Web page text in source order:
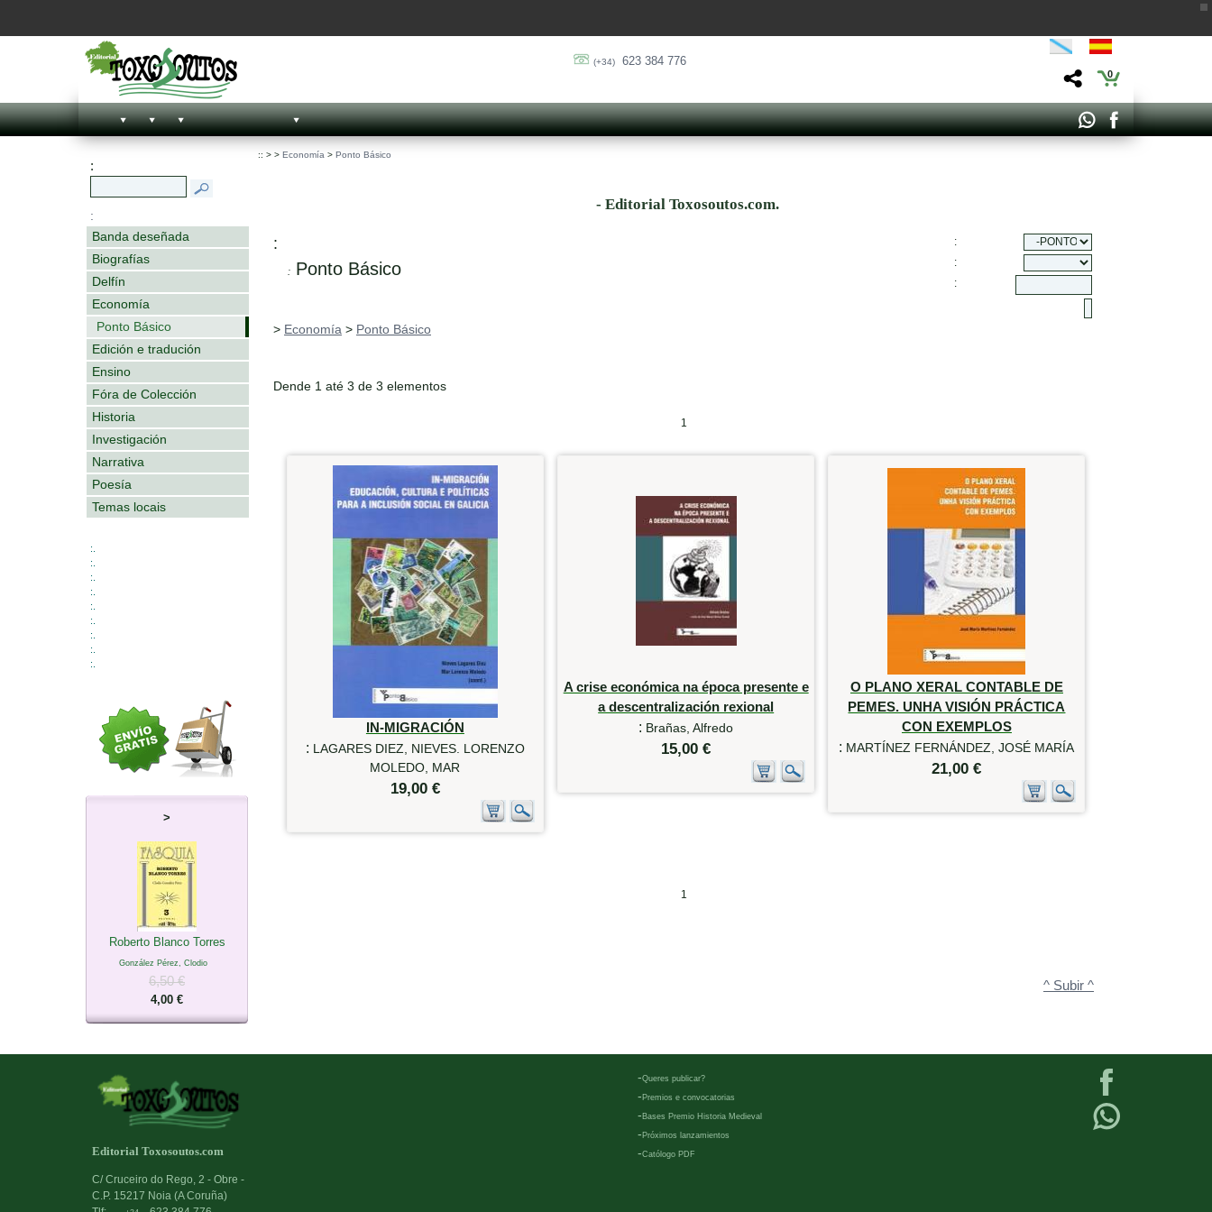
(+34) 623 384 776
0
:
:
Banda deseñada
Biografías
Delfín
Economía
Ponto Básico
Edición e tradución
Ensino
Fóra de Colección
Historia
Investigación
Narrativa
Poesía
Temas locais
:.
:.
:.
:.
:.
:.
:.
:.
:.
>
Roberto Blanco Torres
González Pérez, Clodio
6,50 €
4,00 €
:: > > Economía > Ponto Básico
- Editorial Toxosoutos.com.
:
: Ponto Básico
:
:
:
> Economía > Ponto Básico
Dende 1 até 3 de 3 elementos
1
IN-MIGRACIÓN
: LAGARES DIEZ, NIEVES. LORENZO
MOLEDO, MAR
19,00 €
A crise económica na época presente e
a descentralización rexional
: Brañas, Alfredo
15,00 €
O PLANO XERAL CONTABLE DE
PEMES. UNHA VISIÓN PRÁCTICA
CON EXEMPLOS
: MARTÍNEZ FERNÁNDEZ, JOSÉ MARÍA
21,00 €
1
^ Subir ^
Editorial Toxosoutos.com
C/ Cruceiro do Rego, 2 - Obre -
C.P. 15217 Noia (A Coruña)
-Queres publicar?
- Premios e convocatorias
- Bases Premio Historia Medieval
- Próximos lanzamientos
-Católogo PDF